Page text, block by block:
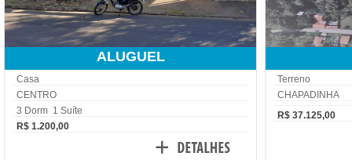
ALUGUEL
Casa
CENTRO
3 Dorm 1 Suíte
R$ 1.200,00
Terreno
CHAPADINHA
R$ 37.125,00